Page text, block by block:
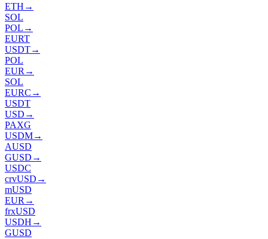
ETH →
SOL
POL →
EURT
USDT→
POL
EUR →
SOL
EURC →
USDT
USD →
PAXG
USDM→
AUSD
GUSD →
USDC
crvUSD →
mUSD
EUR →
frxUSD
USDH →
GUSD